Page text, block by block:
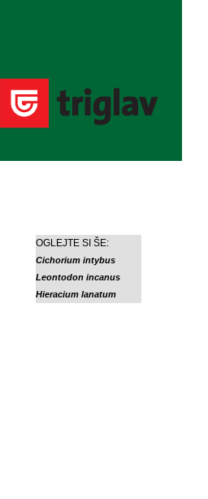
OGLEJTE SI ŠE:
Cichorium intybus
Leontodon incanus
Hieracium lanatum